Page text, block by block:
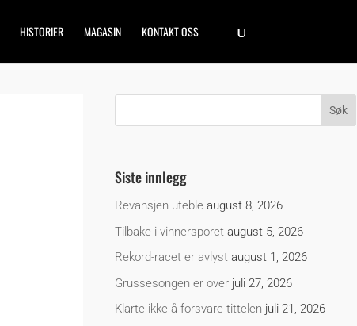
HISTORIER MAGASIN KONTAKT OSS
Siste innlegg
Revansjen uteble august 8, 2026
Tilbake i vinnersporet august 5, 2026
Rekord-racet er avlyst august 1, 2026
Grussesongen er over juli 27, 2026
Klarte ikke å forsvare tittelen juli 21, 2026